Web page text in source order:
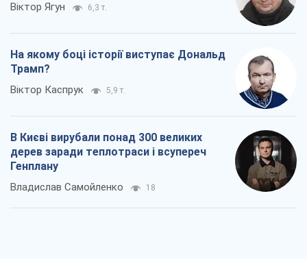
Віктор Ягун 6,3 т.
На якому боці історії виступає Дональд
Трамп?
Віктор Каспрук 5,9 т.
В Києві вирубали понад 300 великих
дерев заради теплотраси і всупереч
Генплану
Владислав Самойленко 18